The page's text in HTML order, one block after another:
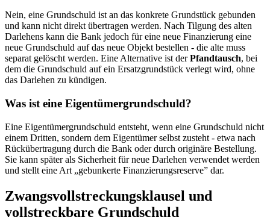
Nein, eine Grundschuld ist an das konkrete Grundstück gebunden
und kann nicht direkt übertragen werden. Nach Tilgung des alten
Darlehens kann die Bank jedoch für eine neue Finanzierung eine
neue Grundschuld auf das neue Objekt bestellen - die alte muss
separat gelöscht werden. Eine Alternative ist derPfandtausch, bei
dem die Grundschuld auf ein Ersatzgrundstück verlegt wird, ohne
das Darlehen zu kündigen.
Was ist eine Eigentümergrundschuld?
Eine Eigentümergrundschuld entsteht, wenn eine Grundschuld nicht
einem Dritten, sondern dem Eigentümer selbst zusteht - etwa nach
Rückübertragung durch die Bank oder durch originäre Bestellung.
Sie kann später als Sicherheit für neue Darlehen verwendet werden
und stellt eine Art „gebunkerte Finanzierungsreserve” dar.
Zwangsvollstreckungsklausel und
vollstreckbare Grundschuld